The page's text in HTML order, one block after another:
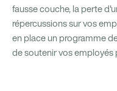
fausse couche, la perte
répercussions sur vos
en place un programme
de soutenir vos